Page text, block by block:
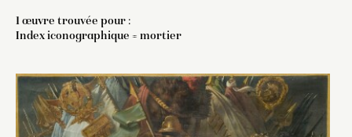
1 œuvre trouvée pour :
Index iconographique = mortier